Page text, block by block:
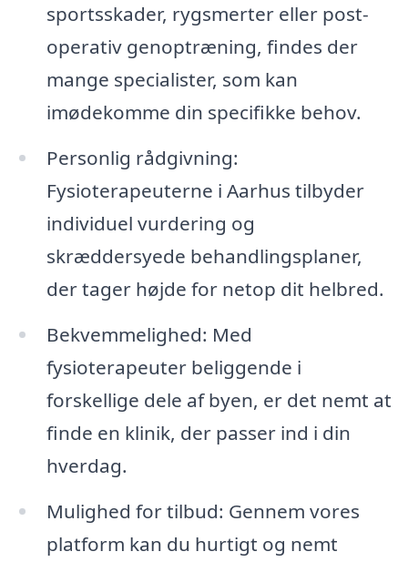
sportsskader, rygsmerter eller post-
operativ genoptræning, findes der
mange specialister, som kan
imødekomme din specifikke behov.
Personlig rådgivning:
Fysioterapeuterne i Aarhus tilbyder
individuel vurdering og
skræddersyede behandlingsplaner,
der tager højde for netop dit helbred.
Bekvemmelighed: Med
fysioterapeuter beliggende i
forskellige dele af byen, er det nemt at
finde en klinik, der passer ind i din
hverdag.
Mulighed for tilbud: Gennem vores
platform kan du hurtigt og nemt